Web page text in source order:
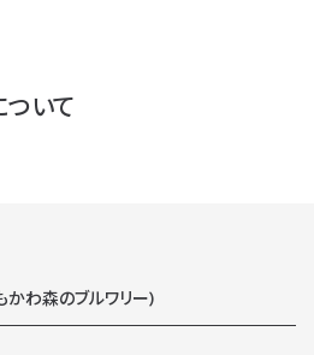
いて
わ森のブルワリー)